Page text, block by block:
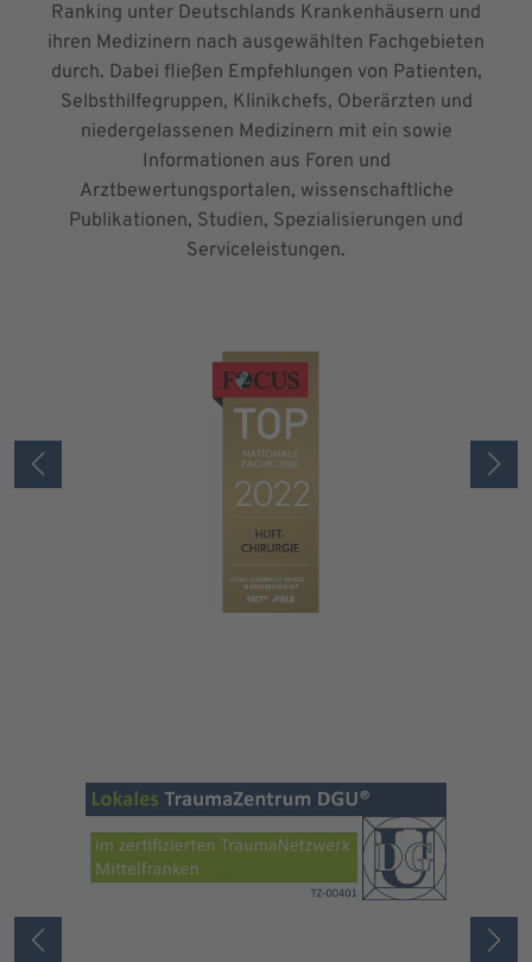
Ranking unter Deutschlands Krankenhäusern und
ihren Medizinern nach ausgewählten Fachgebieten
durch. Dabei fließen Empfehlungen von Patienten,
Selbsthilfegruppen, Klinikchefs, Oberärzten und
niedergelassenen Medizinern mit ein sowie
Informationen aus Foren und
Arztbewertungsportalen, wissenschaftliche
Publikationen, Studien, Spezialisierungen und
Serviceleistungen.